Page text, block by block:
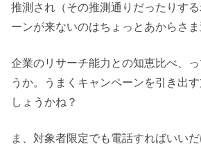
推測され（その推測通りだったりす
ーンが来ないのはちょっとあからさま
企業のリサーチ能力との知恵比べ、
うか。うまくキャンペーンを引き出
しょうかね？
ま、対象者限定でも電話すればいい